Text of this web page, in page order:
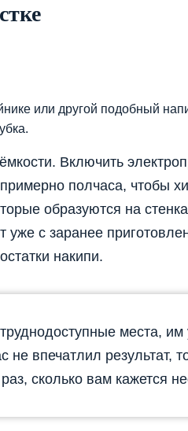
или другой подобный
Включить
полчаса, чтобы
образуются на
уже с заранее
накипи.
места,
не впечатлил результат,
сколько вам кажется